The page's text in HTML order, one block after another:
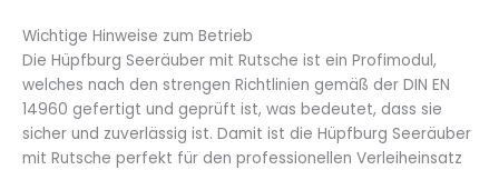
Wichtige Hinweise zum Betrieb
Die Hüpfburg Seeräuber mit Rutsche ist ein Profimodul,
welches nach den strengen Richtlinien gemäß der DIN EN
14960 gefertigt und geprüft ist, was bedeutet, dass sie
sicher und zuverlässig ist. Damit ist die Hüpfburg Seeräuber
mit Rutsche perfekt für den professionellen Verleiheinsatz